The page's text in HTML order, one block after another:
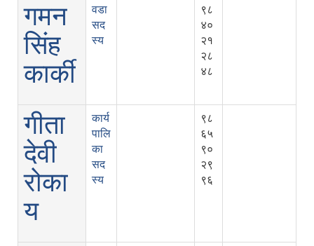
गमन
सिंह
कार्की
वडा
सद
स्य
९८
४०
२१
२८
४८
गीता
देवी
रोका
य
कार्य
पालि
का
सद
स्य
९८
६५
९०
२९
९६